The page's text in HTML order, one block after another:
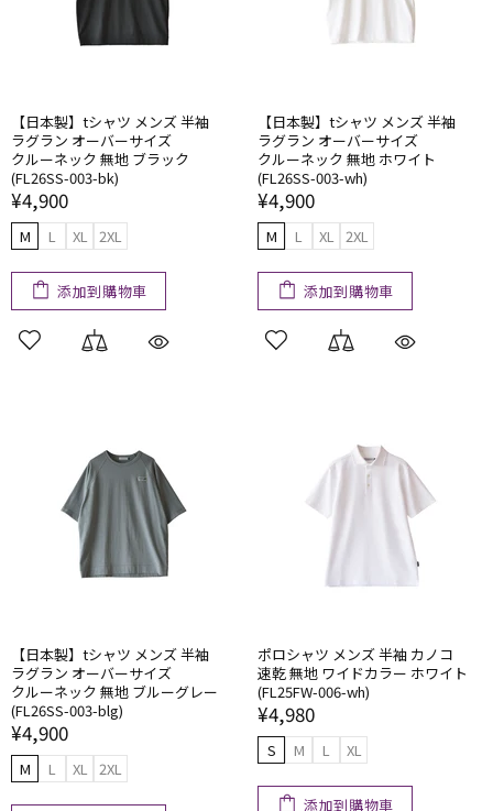
【日本製】tシャツ メンズ 半袖
ラグラン オーバーサイズ
クルーネック 無地 ブラック
(FL26SS-003-bk)
¥4,900
M L XL 2XL
添加到購物車
【日本製】tシャツ メンズ 半袖
ラグラン オーバーサイズ
クルーネック 無地 ホワイト
(FL26SS-003-wh)
¥4,900
M L XL 2XL
添加到購物車
【日本製】tシャツ メンズ 半袖
ラグラン オーバーサイズ
クルーネック 無地 ブルーグレー
(FL26SS-003-blg)
¥4,900
M L XL 2XL
ポロシャツ メンズ 半袖 カノコ
速乾 無地 ワイドカラー ホワイト
(FL25FW-006-wh)
¥4,980
S M L XL
添加到購物車